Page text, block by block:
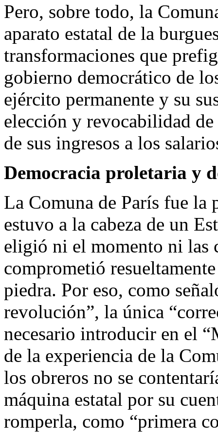
Pero, sobre todo, la
aparato estatal de la
transformaciones que
gobierno democrático de
ejército permanente y su
elección y revocabilidad
de sus ingresos a los
Democracia proletaria y
La Comuna de París fue la
estuvo a la cabeza de un
eligió ni el momento ni las
comprometió
piedra. Por eso, como
revolución”, la única
necesario introducir en el
de la experiencia de la
los obreros no se
máquina estatal por su
romperla, como “primera